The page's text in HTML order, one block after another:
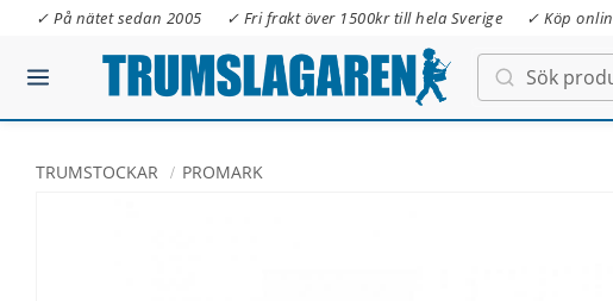
✓ På nätet sedan 2005 ✓ Fri frakt över 1500kr till hela Sverige ✓ Köp
TRUMSTOCKAR PROMARK